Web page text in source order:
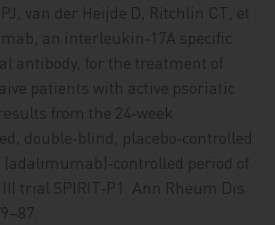
van der Heijde D, Ritchlin CT, et
an interleukin‑17A specific
antibody, for the treatment of
patients with active psoriatic
from the 24‑week
double‑blind, placebo‑controlled
(adalimumab)‑controlled period of
trial SPIRIT‑P1. Ann Rheum Dis